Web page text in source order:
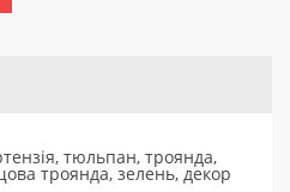
тюльпан, троянда,
троянда, зелень, декор